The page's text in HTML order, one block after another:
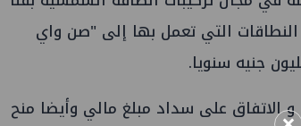
التي تعمل بها إلى "صن واي
الاتفاق على سداد مبلغ مالي وأيضا منح